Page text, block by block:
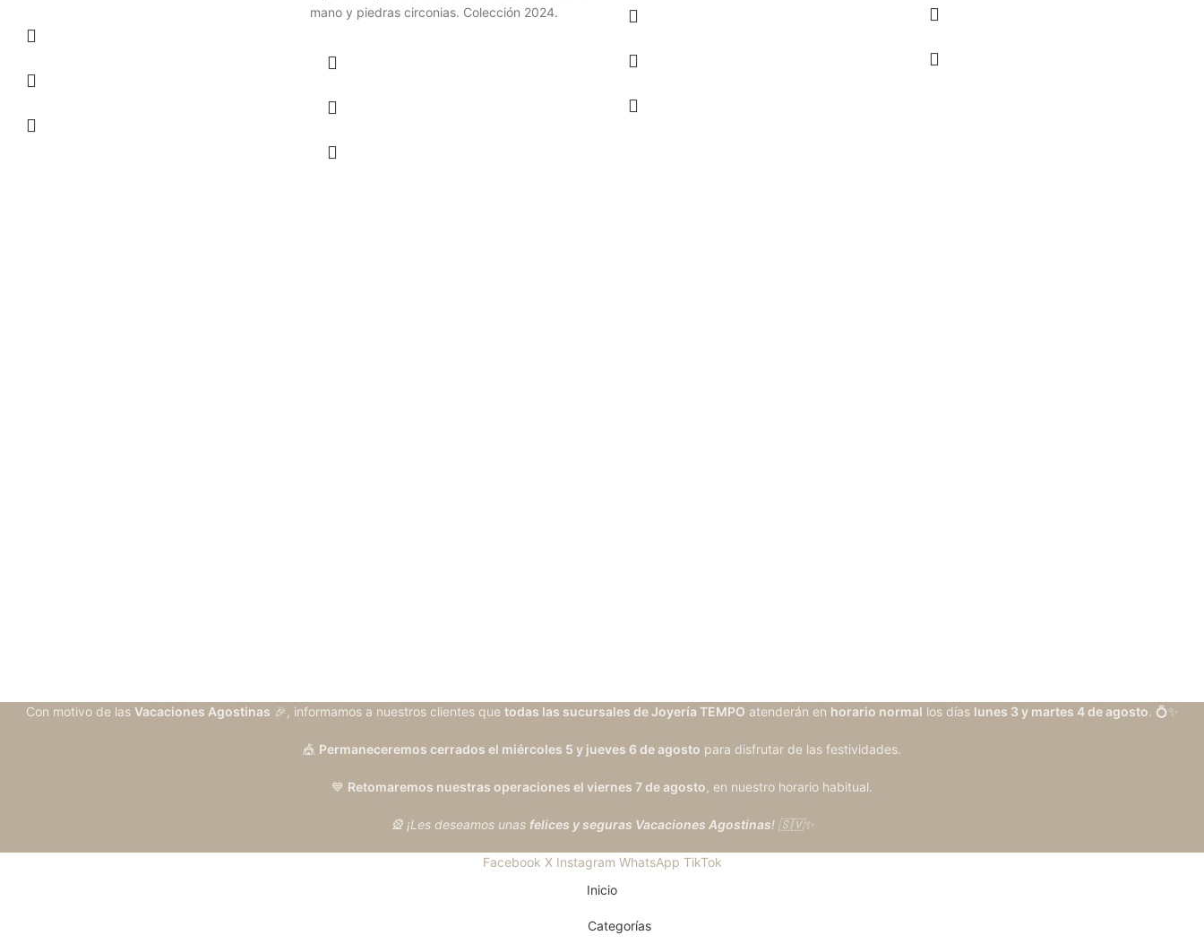
mano y piedras circonias. Colección 2024.
Con motivo de las Vacaciones Agostinas 🎉, informamos a nuestros clientes que todas las sucursales de Joyería TEMPO atenderán en horario normal los días lunes 3 y martes 4 de agosto. 💍✨
🎪 Permaneceremos cerrados el miércoles 5 y jueves 6 de agosto para disfrutar de las festividades.
💙 Retomaremos nuestras operaciones el viernes 7 de agosto, en nuestro horario habitual.
🎡 ¡Les deseamos unas felices y seguras Vacaciones Agostinas! 🇸🇻✨
Facebook X Instagram WhatsApp TikTok
Inicio
Categorías